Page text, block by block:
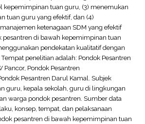
kepemimpinan tuan guru, (3) menemukan
tuan guru yang efektif, dan (4)
ketenagaan SDM yang efektif
pesantren di bawah kepemimpinan tuan
pendekatan kualitatif dengan
penelitian adalah: Pondok Pesantren
Pondok Pesantren
Pesantren Darul Kamal. Subjek
guru, kepala sekolah, guru di lingkungan
warga pondok pesantren. Sumber data
konsep, tempat, dan pelaksanaan
pesantren di bawah kepemimpinan tuan